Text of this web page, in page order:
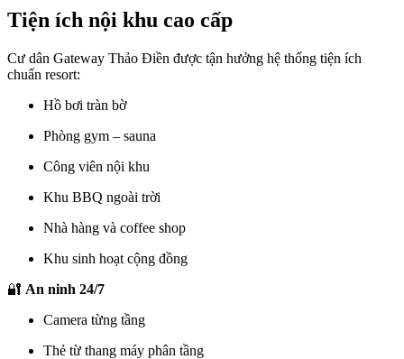
Tiện ích nội khu cao cấp
Cư dân Gateway Thảo Điền được tận hưởng hệ thống tiện ích
chuẩn resort:
Hồ bơi tràn bờ
Phòng gym – sauna
Công viên nội khu
Khu BBQ ngoài trời
Nhà hàng và coffee shop
Khu sinh hoạt cộng đồng
🔐 An ninh 24/7
Camera từng tầng
Thẻ từ thang máy phân tầng